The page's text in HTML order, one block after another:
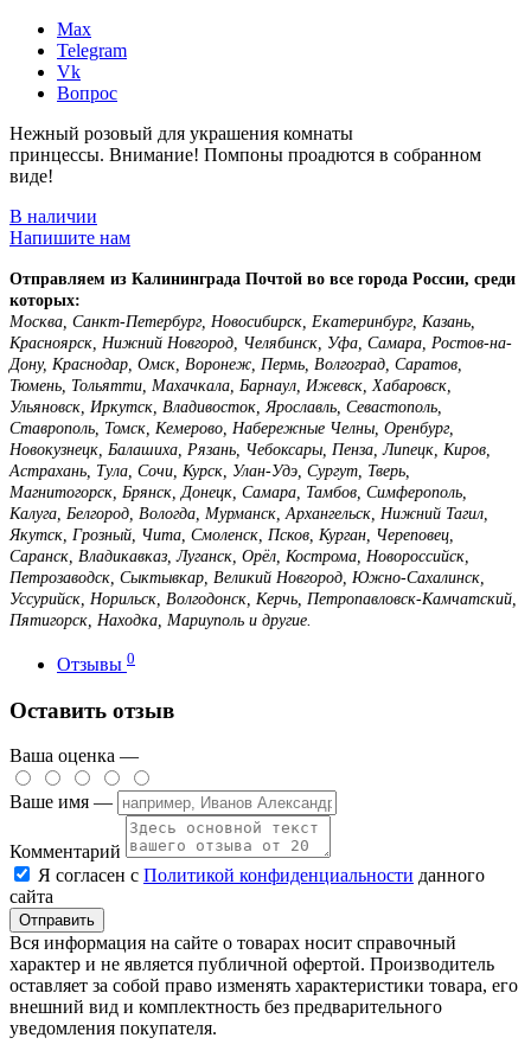
Max
Telegram
Vk
Вопрос
Нежный розовый для украшения комнаты
принцессы. Внимание! Помпоны проадются в собранном
виде!
В наличии
Напишите нам
Отправляем из Калининграда Почтой во все города России, среди
которых:
Москва, Санкт-Петербург, Новосибирск, Екатеринбург, Казань,
Красноярск, Нижний Новгород, Челябинск, Уфа, Самара, Ростов-на-
Дону, Краснодар, Омск, Воронеж, Пермь, Волгоград, Саратов,
Тюмень, Тольятти, Махачкала, Барнаул, Ижевск, Хабаровск,
Ульяновск, Иркутск, Владивосток, Ярославль, Севастополь,
Ставрополь, Томск, Кемерово, Набережные Челны, Оренбург,
Новокузнецк, Балашиха, Рязань, Чебоксары, Пенза, Липецк, Киров,
Астрахань, Тула, Сочи, Курск, Улан-Удэ, Сургут, Тверь,
Магнитогорск, Брянск, Донецк, Самара, Тамбов, Симферополь,
Калуга, Белгород, Вологда, Мурманск, Архангельск, Нижний Тагил,
Якутск, Грозный, Чита, Смоленск, Псков, Курган, Череповец,
Саранск, Владикавказ, Луганск, Орёл, Кострома, Новороссийск,
Петрозаводск, Сыктывкар, Великий Новгород, Южно-Сахалинск,
Уссурийск, Норильск, Волгодонск, Керчь, Петропавловск-Камчатский,
Пятигорск, Находка, Мариуполь и другие.
Отзывы 0
Оставить отзыв
Ваша оценка —
Ваше имя —
Комментарий
Я согласен с Политикой конфиденциальности данного
сайта
Вся информация на сайте о товарах носит справочный
характер и не является публичной офертой. Производитель
оставляет за собой право изменять характеристики товара, его
внешний вид и комплектность без предварительного
уведомления покупателя.